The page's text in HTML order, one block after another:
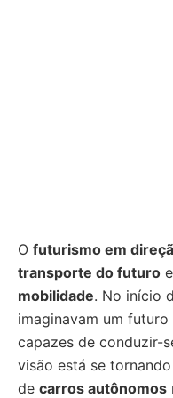
O futurismo em
transporte do futuro
mobilidade. No início
imaginavam um
capazes de conduzir-
visão está se
de carros autônomos